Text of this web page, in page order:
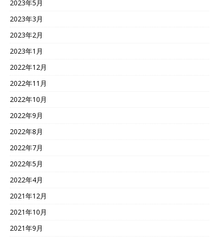
2023年5月
2023年3月
2023年2月
2023年1月
2022年12月
2022年11月
2022年10月
2022年9月
2022年8月
2022年7月
2022年5月
2022年4月
2021年12月
2021年10月
2021年9月